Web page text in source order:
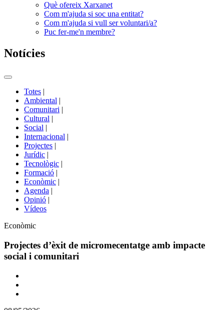
Què ofereix Xarxanet
Com m'ajuda si soc una entitat?
Com m'ajuda si vull ser voluntari/a?
Puc fer-me'n membre?
Notícies
Commutador
portals
Totes |
Ambiental |
Comunitari |
Cultural |
Social |
Internacional |
Projectes |
Jurídic |
Tecnològic |
Formació |
Econòmic |
Agenda |
Opinió |
Vídeos
Àmbit
la
notícia
Econòmic
Projectes d’èxit de micromecentatge amb impacte
social i comunitari
Comparteix